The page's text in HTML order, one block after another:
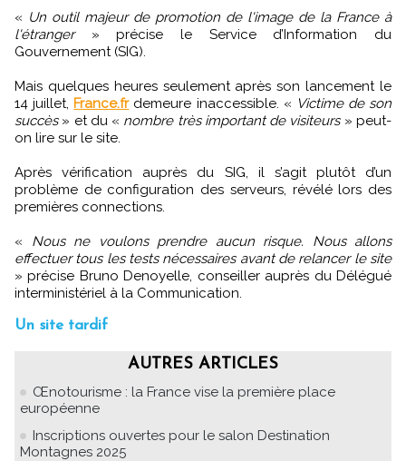
« Un outil majeur de promotion de l'image de la France à
l'étranger» précise le Service d’Information du
Gouvernement (SIG).
Mais quelques heures seulement après son lancement le
14 juillet, France.frdemeure inaccessible. « Victime de son
succès» et du « nombre très important de visiteurs» peut-
on lire sur le site.
Après vérification auprès du SIG, il s’agit plutôt d’un
problème de configuration des serveurs, révélé lors des
premières connections.
« Nous ne voulons prendre aucun risque. Nous allons
effectuer tous les tests nécessaires avant de relancer le site
» précise Bruno Denoyelle, conseiller auprès du Délégué
interministériel à la Communication.
Un site tardif
AUTRES ARTICLES
Œnotourisme : la France vise la première place
européenne
Inscriptions ouvertes pour le salon Destination
Montagnes 2025